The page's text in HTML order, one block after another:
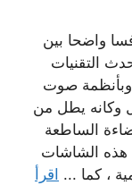
واضحا بين
التقنيات
تصل 140و 150 بوصة وبأنظمة صوت
وكانه يطل من
الساطعة
هذه الشاشات
، كما ... اقرأ